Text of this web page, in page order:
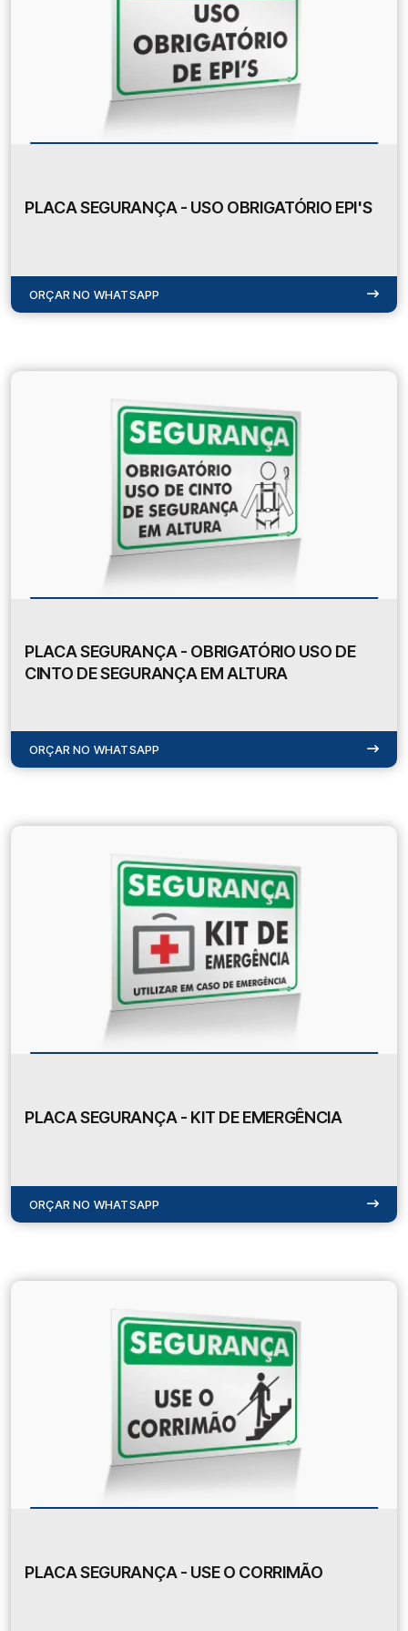
PLACA SEGURANÇA - USO OBRIGATÓRIO EPI'S
ORÇAR NO WHATSAPP
PLACA SEGURANÇA - OBRIGATÓRIO USO DE
CINTO DE SEGURANÇA EM ALTURA
ORÇAR NO WHATSAPP
PLACA SEGURANÇA - KIT DE EMERGÊNCIA
ORÇAR NO WHATSAPP
PLACA SEGURANÇA - USE O CORRIMÃO